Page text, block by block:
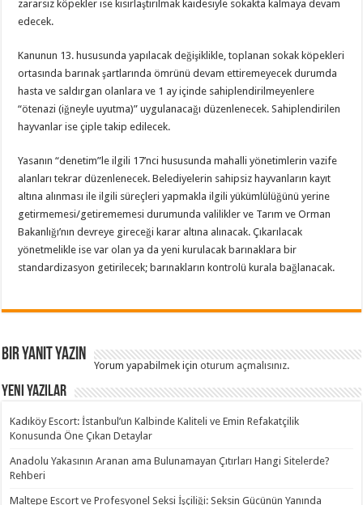
zararsız köpekler ise kısırlaştırılmak kaidesiyle sokakta kalmaya devam
edecek.
Kanunun 13. hususunda yapılacak değişiklikle, toplanan sokak köpekleri
ortasında barınak şartlarında ömrünü devam ettiremeyecek durumda
hasta ve saldırgan olanlara ve 1 ay içinde sahiplendirilmeyenlere
“ötenazi (iğneyle uyutma)” uygulanacağı düzenlenecek. Sahiplendirilen
hayvanlar ise çiple takip edilecek.
Yasanın “denetim”le ilgili 17’nci hususunda mahalli yönetimlerin vazife
alanları tekrar düzenlenecek. Belediyelerin sahipsiz hayvanların kayıt
altına alınması ile ilgili süreçleri yapmakla ilgili yükümlülüğünü yerine
getirmemesi/getirememesi durumunda valilikler ve Tarım ve Orman
Bakanlığı’nın devreye gireceği karar altına alınacak. Çıkarılacak
yönetmelikle ise var olan ya da yeni kurulacak barınaklara bir
standardizasyon getirilecek; barınakların kontrolü kurala bağlanacak.
Bir yanıt yazın
Yorum yapabilmek içinoturum açmalısınız.
Yeni Yazılar
Kadıköy Escort: İstanbul’un Kalbinde Kaliteli ve Emin Refakatçilik
Konusunda Öne Çıkan Detaylar
Anadolu Yakasının Aranan ama Bulunamayan Çıtırları Hangi Sitelerde?
Rehberi
Maltepe Escort ve Profesyonel Seksi İşçiliği: Seksin Gücünün Yanında